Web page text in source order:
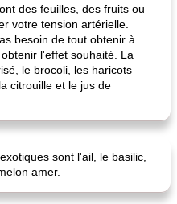
des feuilles, des fruits ou
votre tension artérielle.
besoin de tout obtenir à
l'effet souhaité. La
le brocoli, les haricots
citrouille et le jus de
sont l'ail, le basilic,
amer.